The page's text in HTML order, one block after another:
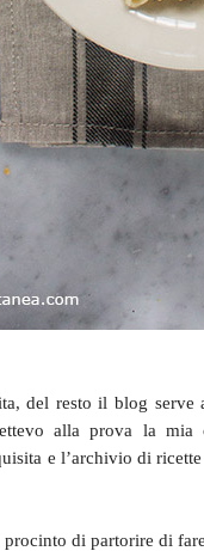
del resto il blog serve
alla prova la
e l’archivio di
di partorire di